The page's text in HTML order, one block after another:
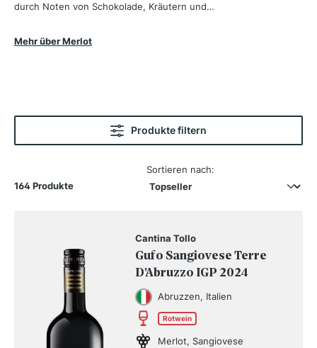
durch Noten von Schokolade, Kräutern und
auch das geschmeidige Tannin verleiht. Die
Mehr über Merlot
Produkte filtern
164 Produkte
Sortieren nach:
Cantina Tollo
Gufo Sangiovese Terre
D'Abruzzo IGP 2024
Abruzzen, Italien
Rotwein
Merlot, Sangiovese